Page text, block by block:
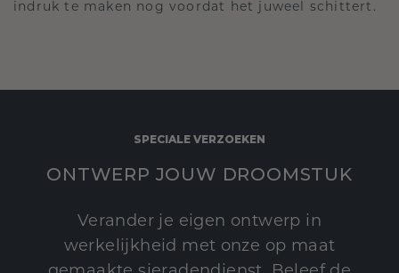
indruk te maken nog voordat het juweel schittert.
SPECIALE VERZOEKEN
ONTWERP JOUW DROOMSTUK
Verander je eigen ontwerp in
werkelijkheid met onze op maat